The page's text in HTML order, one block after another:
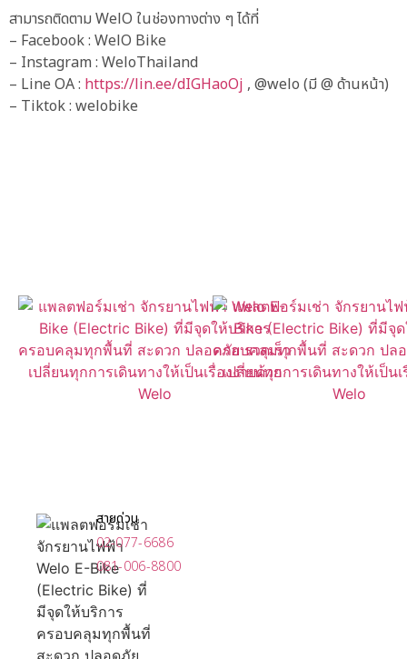
สามารถติดตาม WelO ในช่องทางต่าง ๆ ได้ที่
– Facebook : WelO Bike
– Instagram : WeloThailand
– Line OA : https://lin.ee/dIGHaoOj , @welo (มี @ ด้านหน้า)
– Tiktok : welobike
สายด่วน
02-077-6686
081-006-8800